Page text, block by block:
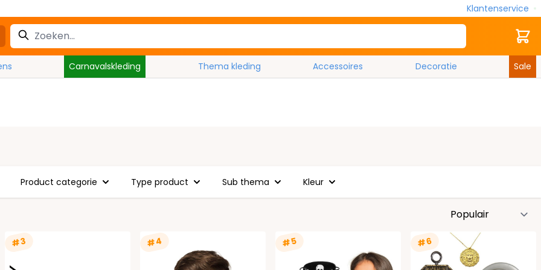
Klantenservice
Zoek
Cart
Carnavalskleding Thema kleding Accessoires Decoratie Sale
Product categorie Type product Sub thema Kleur
#3 #4 #5 #6